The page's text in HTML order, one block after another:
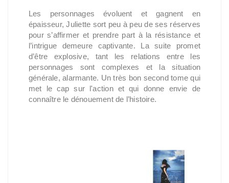
Les personnages évoluent et gagnent en
épaisseur, Juliette sort peu à peu de ses réserves
pour s’affirmer et prendre part à la résistance et
l’intrigue demeure captivante. La suite promet
d’être explosive, tant les relations entre les
personnages sont complexes et la situation
générale, alarmante. Un très bon second tome qui
met le cap sur l'action et qui donne envie de
connaître le dénouement de l’histoire.